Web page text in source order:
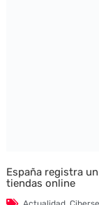
España registra
tiendas online